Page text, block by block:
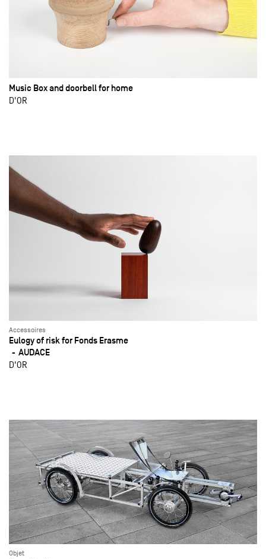
Music Box and doorbell for home
D'OR
Accessoires
Eulogy of risk for Fonds Erasme
AUDACE
D'OR
Objet